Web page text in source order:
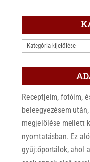
KATEGÓRIÁK
Receptjeim, fotóim,
beleegyezésem
megjelölése mellett
nyomtatásban. Ez
gyűjtőportálok, ahol